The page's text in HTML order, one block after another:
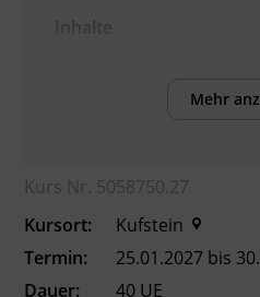
Inhalte
und Normen für
die Grundlagen
und Elektrotechnik
Masse und
Mehr
Kurs Nr. 5058750.27
Kursort:
Kufstein
Termin:
25.01.2027 bis
Dauer:
40 UE